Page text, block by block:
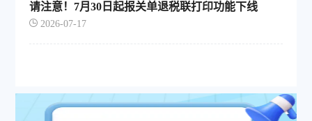
请注意！7月30日起报关单退税联打印功能下线
2026-07-17